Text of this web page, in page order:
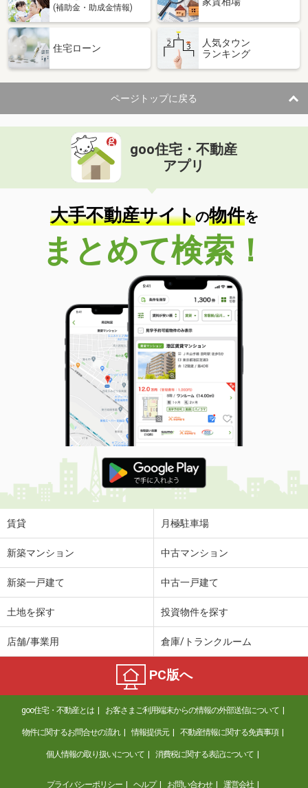
(補助金・助成金情報)
住宅ローン
人気タウン
ランキング
ページトップに戻る
goo住宅・不動産
アプリ
大手不動産サイトの物件を
まとめて検索！
賃貸 月極駐車場
新築マンション 中古マンション
新築一戸建て 中古一戸建て
土地を探す 投資物件を探す
店舗/事業用 倉庫/トランクルーム
PC版へ
goo住宅・不動産とは お客さまご利用端末からの情報の外部送信について
物件に関するお問合せの流れ 情報提供元 不動産情報に関する免責事項
個人情報の取り扱いについて 消費税に関する表記について
プライバシーポリシー ヘルプ お問い合わせ 運営会社